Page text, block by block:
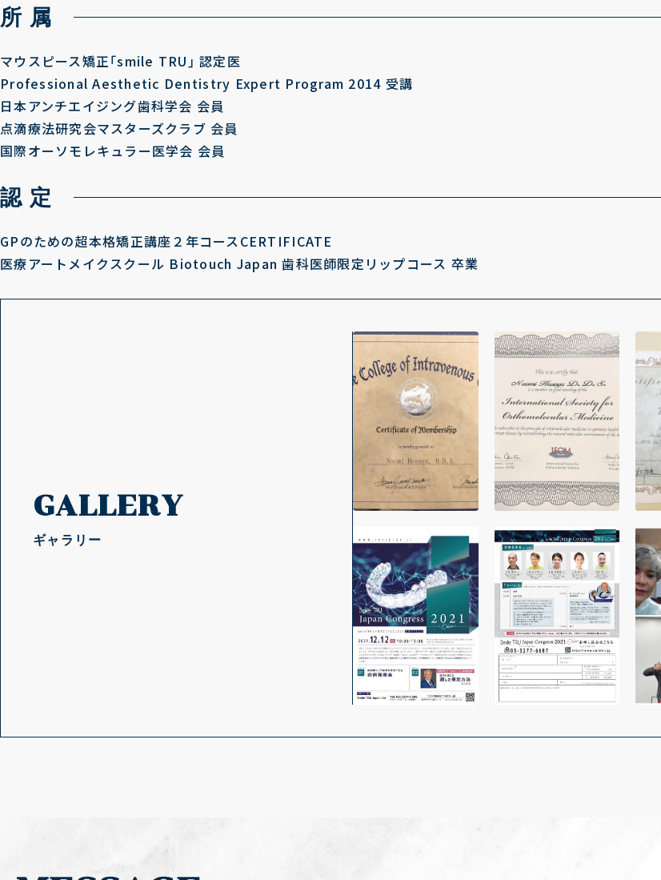
所 属
マウスピース矯正｢smile TRU｣ 認定医
Professional Aesthetic Dentistry Expert Program 2014 受講
日本アンチエイジング歯科学会 会員
点滴療法研究会マスターズクラブ 会員
国際オーソモレキュラー医学会 会員
認 定
GPのための超本格矯正講座２年コースCERTIFICATE
医療アートメイクスクール Biotouch Japan 歯科医師限定リップコース 卒業
GALLERY
ギャラリー